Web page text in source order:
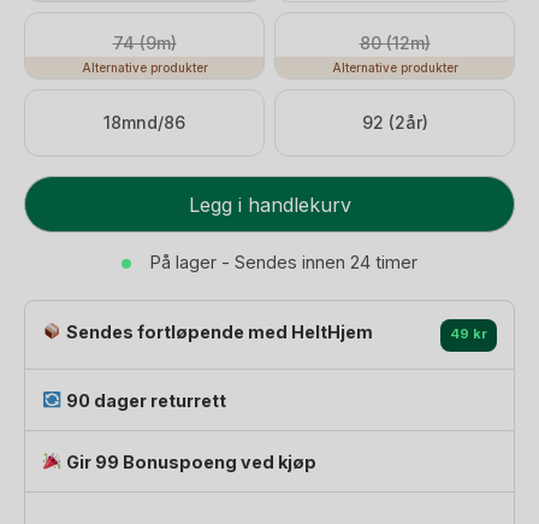
74 (9m)
Alternative produkter
80 (12m)
Alternative produkter
18mnd/86 92 (2år)
Ulldress
-
-
100%
Merino
Classic
Legg i handlekurv
På lager - Sendes innen 24 timer
Sendes fortløpende med HeltHjem 49 kr
90 dager returrett
Gir 99 Bonuspoeng ved kjøp